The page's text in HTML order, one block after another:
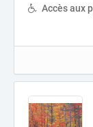
Accès aux